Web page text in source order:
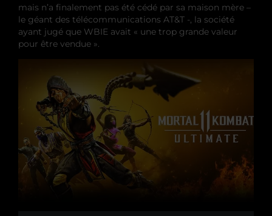
mais n’a finalement pas été cédé par sa maison mère –
le géant des télécommunications AT&T -, la société
ayant jugé que WBIE avait « une trop grande valeur
pour être vendue ».